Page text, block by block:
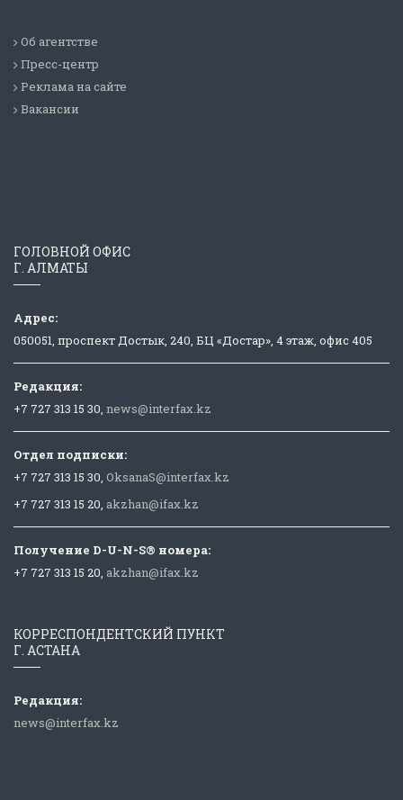
Об агентстве
Пресс-центр
Реклама на сайте
Вакансии
ГОЛОВНОЙ ОФИС
Г. АЛМАТЫ
Адрес:
050051, проспект Достык, 240, БЦ «Достар», 4 этаж, офис 405
Редакция:
+7 727 313 15 30, news@interfax.kz
Отдел подписки:
+7 727 313 15 30, OksanaS@interfax.kz
+7 727 313 15 20, akzhan@ifax.kz
Получение D-U-N-S® номера:
+7 727 313 15 20, akzhan@ifax.kz
КОРРЕСПОНДЕНТСКИЙ ПУНКТ
Г. АСТАНА
Редакция:
news@interfax.kz